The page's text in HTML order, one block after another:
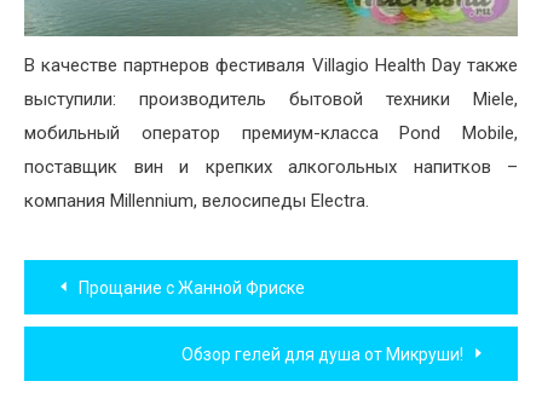
В качестве партнеров фестиваля Villagio Health Day также
выступили: производитель бытовой техники Miele,
мобильный оператор премиум-класса Pond Mobile,
поставщик вин и крепких алкогольных напитков –
компания Millennium, велосипеды Electra.
Навигация
по
записям
Прощание с Жанной Фриске
Обзор гелей для душа от Микруши!